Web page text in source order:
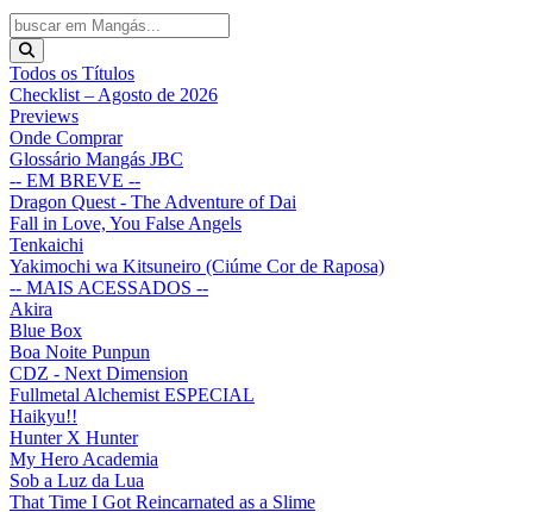
Todos os Títulos
Checklist – Agosto de 2026
Previews
Onde Comprar
Glossário Mangás JBC
-- EM BREVE --
Dragon Quest - The Adventure of Dai
Fall in Love, You False Angels
Tenkaichi
Yakimochi wa Kitsuneiro (Ciúme Cor de Raposa)
-- MAIS ACESSADOS --
Akira
Blue Box
Boa Noite Punpun
CDZ - Next Dimension
Fullmetal Alchemist ESPECIAL
Haikyu!!
Hunter X Hunter
My Hero Academia
Sob a Luz da Lua
That Time I Got Reincarnated as a Slime